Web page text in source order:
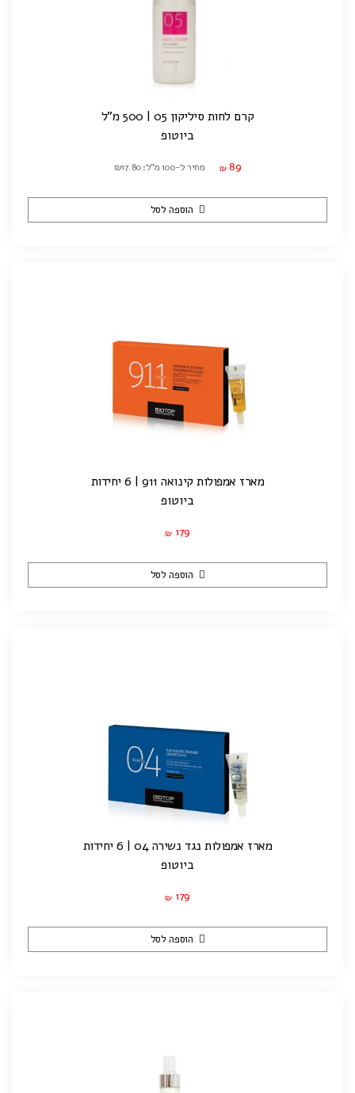
קרם לחות סיליקון 05 | 500 מ"ל
ביוטופ
₪ 89 מחיר ל-100 מ"ל: ₪17.80
הוספה לסל
מארז אמפולות קינואה 911 | 6 יחידות
ביוטופ
₪ 179
הוספה לסל
מארז אמפולות נגד נשירה 04 | 6 יחידות
ביוטופ
₪ 179
הוספה לסל